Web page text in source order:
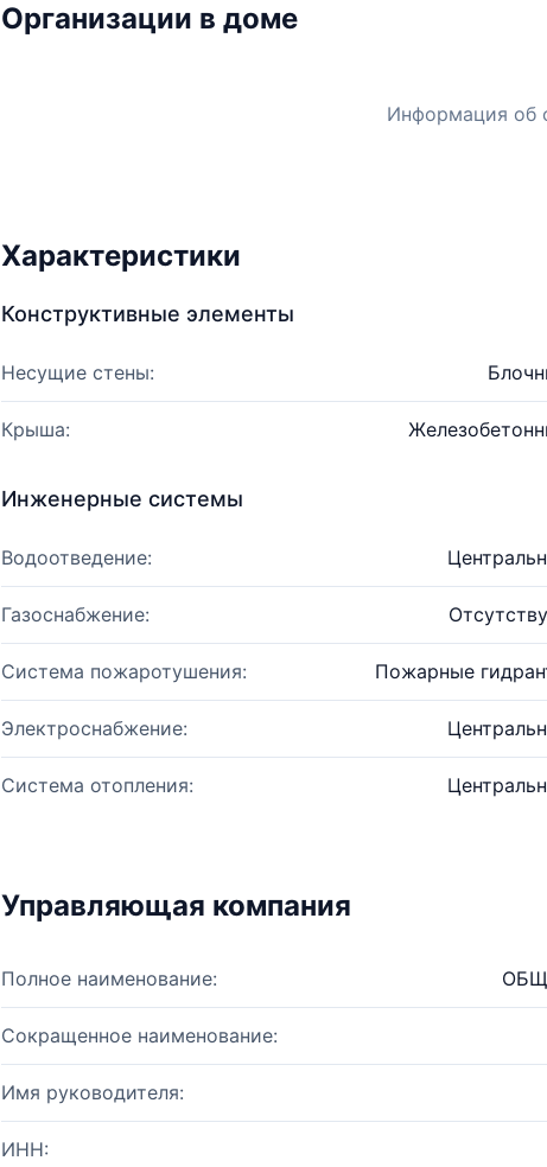
Организации в доме
Информация об
Характеристики
Конструктивные элементы
Несущие стены:
Крыша:
Инженерные системы
Водоотведение:
Газоснабжение:
Система пожаротушения: Пожарные
Электроснабжение:
Система отопления:
Управляющая компания
Полное наименование:
Сокращенное наименование:
Имя руководителя:
ИНН: